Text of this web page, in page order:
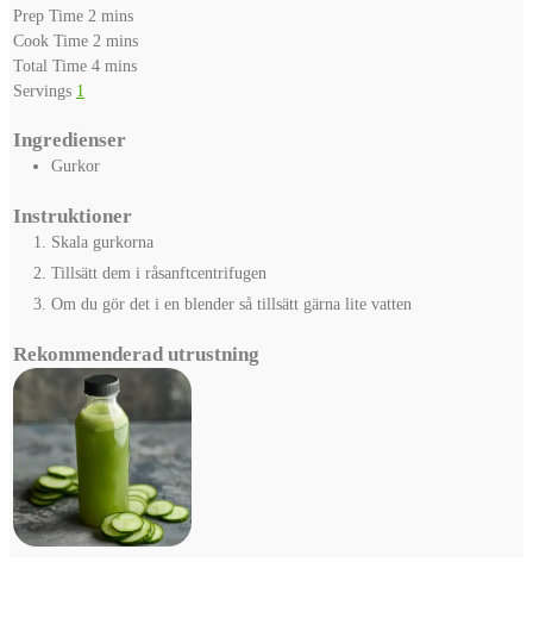
Prep Time 2 minutes
mins
Cook Time 2 minutes
mins
Total Time 4minutes
mins
Servings 1
Ingredienser
Gurkor
Instruktioner
Skala gurkorna
Tillsätt dem i råsanftcentrifugen
Om du gör det i en blender så tillsätt gärna lite vatten
Rekommenderad utrustning